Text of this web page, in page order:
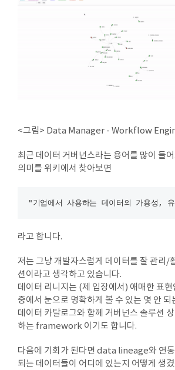
<그림> Data Manager - Workflow
최근 데이터 거버넌스라는 용어를 많이 들
의미를 위키에서 찾아보면
라고 합니다.
저는 그냥 개발자스럽게 데이터를 잘 관리/
션이라고 생각하고 있습니다.
데이터 리니지는 (제 입장에서) 애매한 표
중에서 눈으로 명확하게 볼 수 있는 몇 안 되
데이터 카탈로그와 함께 거버넌스 솔루션
하는 framework 이기도 합니다.
다음에 기회가 된다면 data lineage와 연
되는 데이터들이 어디에 있는지 어떻게 생